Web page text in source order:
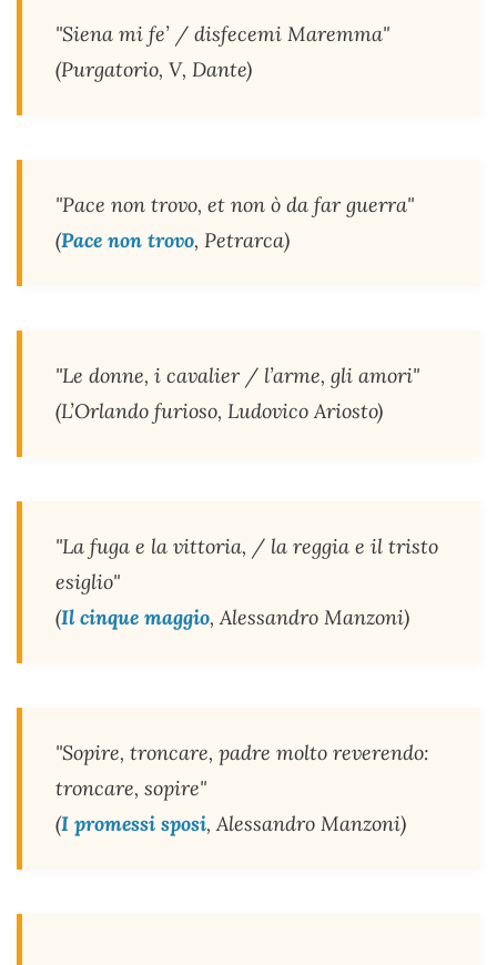
"Siena mi fe’ / disfecemi Maremma"
(Purgatorio, V, Dante)
"Pace non trovo, et non ò da far guerra"
(Pace non trovo, Petrarca)
"Le donne, i cavalier / l’arme, gli amori"
(L’Orlando furioso, Ludovico Ariosto)
"La fuga e la vittoria, / la reggia e il tristo
esiglio"
(Il cinque maggio, Alessandro Manzoni)
"Sopire, troncare, padre molto reverendo:
troncare, sopire"
(I promessi sposi, Alessandro Manzoni)